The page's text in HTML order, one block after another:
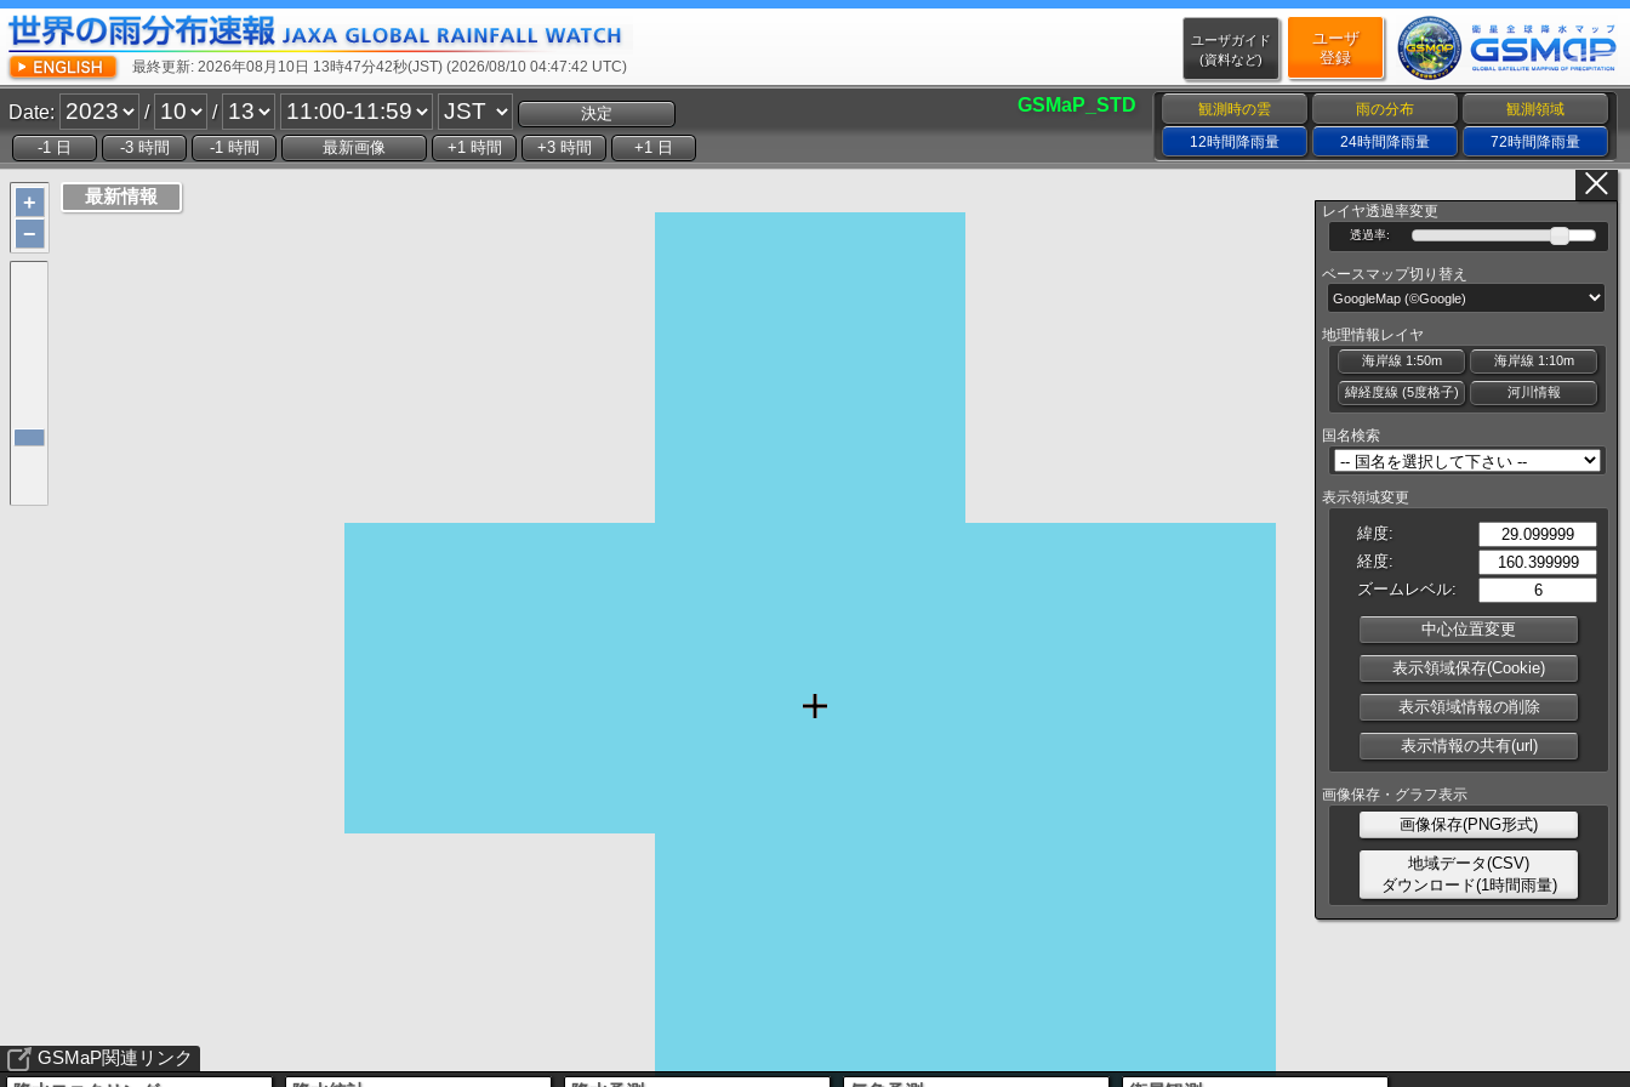
ユーザガイド
(資料など)
ユーザ
登録
最終更新: 2026年08月10日 13時47分42秒(JST) (2026/08/10 04:47:42 UTC)
Date: / / GSMaP_STD 観測時の雲 雨の分布
観測領域
12時間降雨量
24時間降雨量 72時間降雨量
レイヤ透過率変更
透過率:
ベースマップ切り替え
地理情報レイヤ
海岸線 1:50m 海岸線 1:10m
緯経度線 (5度格子) 河川情報
国名検索
表示領域変更
緯度:
経度:
ズームレベル:
中心位置変更
表示領域保存(Cookie)
表示領域情報の削除
表示情報の共有(url)
画像保存・グラフ表示
画像保存(PNG形式)
地域データ(CSV)
ダウンロード(1時間雨量)
+
−
GSMaP関連リンク